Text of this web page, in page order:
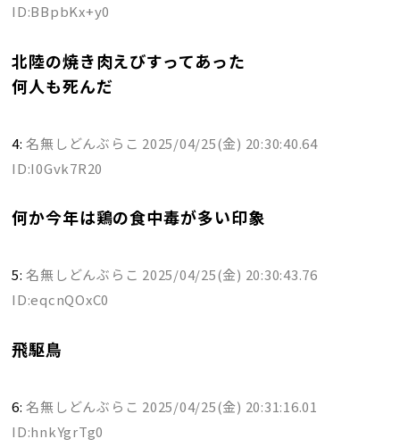
ID:BBpbKx+y0
北陸の焼き肉えびすってあった
何人も死んだ
4:名無しどんぶらこ 2025/04/25(金) 20:30:40.64
ID:I0Gvk7R20
何か今年は鶏の食中毒が多い印象
5:名無しどんぶらこ 2025/04/25(金) 20:30:43.76
ID:eqcnQOxC0
飛駆鳥
6:名無しどんぶらこ 2025/04/25(金) 20:31:16.01
ID:hnkYgrTg0